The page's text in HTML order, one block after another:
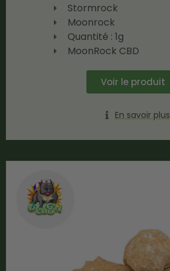
Stormrock
Moonrock
Quantité : 1g
MoonRock CBD
Voir le produit
En savoir plus